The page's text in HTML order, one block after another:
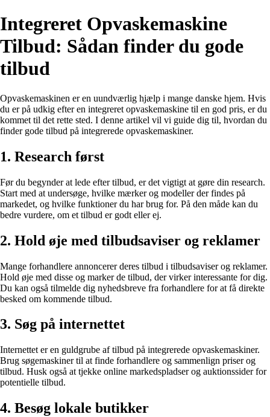
Integreret Opvaskemaskine
Tilbud: Sådan finder du gode
tilbud
Opvaskemaskinen er en uundværlig hjælp i mange danske hjem. Hvis
du er på udkig efter en integreret opvaskemaskine til en god pris, er du
kommet til det rette sted. I denne artikel vil vi guide dig til, hvordan du
finder gode tilbud på integrerede opvaskemaskiner.
1. Research først
Før du begynder at lede efter tilbud, er det vigtigt at gøre din research.
Start med at undersøge, hvilke mærker og modeller der findes på
markedet, og hvilke funktioner du har brug for. På den måde kan du
bedre vurdere, om et tilbud er godt eller ej.
2. Hold øje med tilbudsaviser og reklamer
Mange forhandlere annoncerer deres tilbud i tilbudsaviser og reklamer.
Hold øje med disse og marker de tilbud, der virker interessante for dig.
Du kan også tilmelde dig nyhedsbreve fra forhandlere for at få direkte
besked om kommende tilbud.
3. Søg på internettet
Internettet er en guldgrube af tilbud på integrerede opvaskemaskiner.
Brug søgemaskiner til at finde forhandlere og sammenlign priser og
tilbud. Husk også at tjekke online markedspladser og auktionssider for
potentielle tilbud.
4. Besøg lokale butikker